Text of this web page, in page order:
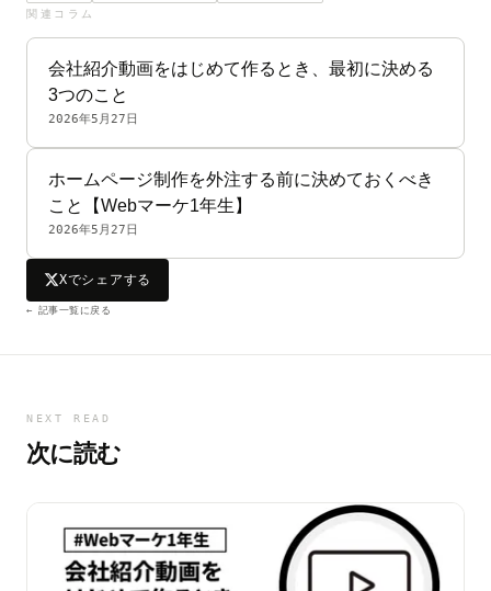
関連コラム
会社紹介動画をはじめて作るとき、最初に決める
3つのこと
2026年5月27日
ホームページ制作を外注する前に決めておくべき
こと【Webマーケ1年生】
2026年5月27日
Xでシェアする
← 記事一覧に戻る
NEXT READ
次に読む